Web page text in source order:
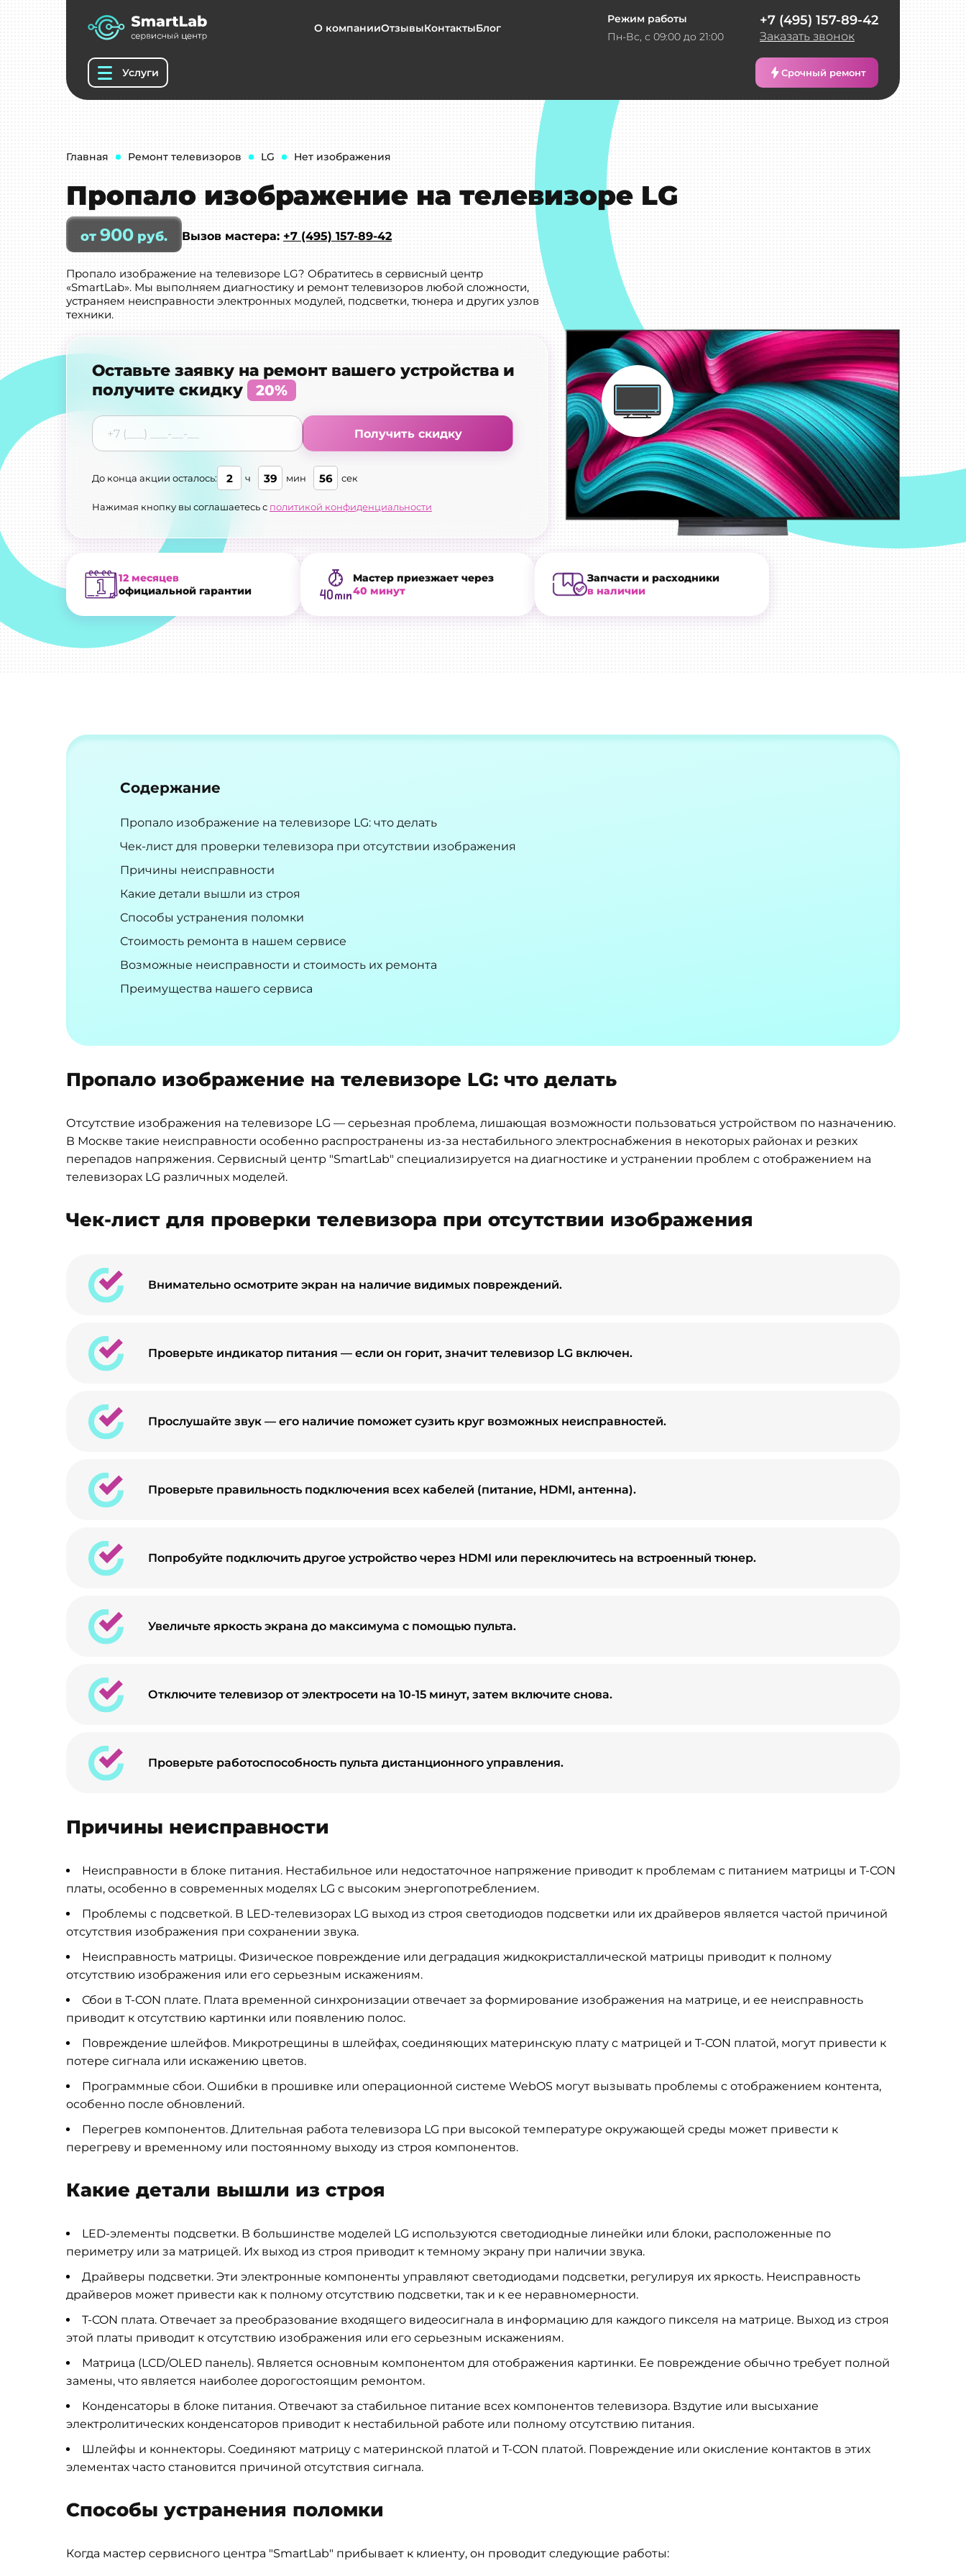
Услуги
О компанииОтзывыКонтактыБлог
Режим работы
Пн-Вс, с 09:00 до 21:00
+7 (495) 157-89-42
Заказать звонок
Срочный ремонт
Главная Ремонт телевизоров LG Нет изображения
Пропало изображение на телевизоре LG
от 900 руб. Вызов мастера: +7 (495) 157-89-42
Пропало изображение на телевизоре LG? Обратитесь в сервисный центр
«SmartLab». Мы выполняем диагностику и ремонт телевизоров любой сложности,
устраняем неисправности электронных модулей, подсветки, тюнера и других узлов
техники.
Оставьте заявку на ремонт вашего устройства и
получите скидку
20%
Получить скидку
До конца акции осталось: 2 ч 39 мин 55 сек
Нажимая кнопку вы соглашаетесь с политикой конфиденциальности
12 месяцев
официальной гарантии
Мастер приезжает через
40 минут
Запчасти и расходники
в наличии
Содержание
Пропало изображение на телевизоре LG: что делать
Чек-лист для проверки телевизора при отсутствии изображения
Причины неисправности
Какие детали вышли из строя
Способы устранения поломки
Стоимость ремонта в нашем сервисе
Возможные неисправности и стоимость их ремонта
Преимущества нашего сервиса
Пропало изображение на телевизоре LG: что делать
Отсутствие изображения на телевизоре LG — серьезная проблема, лишающая возможности пользоваться устройством по назначению.
В Москве такие неисправности особенно распространены из-за нестабильного электроснабжения в некоторых районах и резких
перепадов напряжения. Сервисный центр "SmartLab" специализируется на диагностике и устранении проблем с отображением на
телевизорах LG различных моделей.
Чек-лист для проверки телевизора при отсутствии изображения
Внимательно осмотрите экран на наличие видимых повреждений.
Проверьте индикатор питания — если он горит, значит телевизор LG включен.
Прослушайте звук — его наличие поможет сузить круг возможных неисправностей.
Проверьте правильность подключения всех кабелей (питание, HDMI, антенна).
Попробуйте подключить другое устройство через HDMI или переключитесь на встроенный тюнер.
Увеличьте яркость экрана до максимума с помощью пульта.
Отключите телевизор от электросети на 10-15 минут, затем включите снова.
Проверьте работоспособность пульта дистанционного управления.
Причины неисправности
Неисправности в блоке питания. Нестабильное или недостаточное напряжение приводит к проблемам с питанием матрицы и T-CON
платы, особенно в современных моделях LG с высоким энергопотреблением.
Проблемы с подсветкой. В LED-телевизорах LG выход из строя светодиодов подсветки или их драйверов является частой причиной
отсутствия изображения при сохранении звука.
Неисправность матрицы. Физическое повреждение или деградация жидкокристаллической матрицы приводит к полному
отсутствию изображения или его серьезным искажениям.
Сбои в T-CON плате. Плата временной синхронизации отвечает за формирование изображения на матрице, и ее неисправность
приводит к отсутствию картинки или появлению полос.
Повреждение шлейфов. Микротрещины в шлейфах, соединяющих материнскую плату с матрицей и T-CON платой, могут привести к
потере сигнала или искажению цветов.
Программные сбои. Ошибки в прошивке или операционной системе WebOS могут вызывать проблемы с отображением контента,
особенно после обновлений.
Перегрев компонентов. Длительная работа телевизора LG при высокой температуре окружающей среды может привести к
перегреву и временному или постоянному выходу из строя компонентов.
Какие детали вышли из строя
LED-элементы подсветки. В большинстве моделей LG используются светодиодные линейки или блоки, расположенные по
периметру или за матрицей. Их выход из строя приводит к темному экрану при наличии звука.
Драйверы подсветки. Эти электронные компоненты управляют светодиодами подсветки, регулируя их яркость. Неисправность
драйверов может привести как к полному отсутствию подсветки, так и к ее неравномерности.
T-CON плата. Отвечает за преобразование входящего видеосигнала в информацию для каждого пикселя на матрице. Выход из строя
этой платы приводит к отсутствию изображения или его серьезным искажениям.
Матрица (LCD/OLED панель). Является основным компонентом для отображения картинки. Ее повреждение обычно требует полной
замены, что является наиболее дорогостоящим ремонтом.
Конденсаторы в блоке питания. Отвечают за стабильное питание всех компонентов телевизора. Вздутие или высыхание
электролитических конденсаторов приводит к нестабильной работе или полному отсутствию питания.
Шлейфы и коннекторы. Соединяют матрицу с материнской платой и T-CON платой. Повреждение или окисление контактов в этих
элементах часто становится причиной отсутствия сигнала.
Способы устранения поломки
Когда мастер сервисного центра "SmartLab" прибывает к клиенту, он проводит следующие работы: